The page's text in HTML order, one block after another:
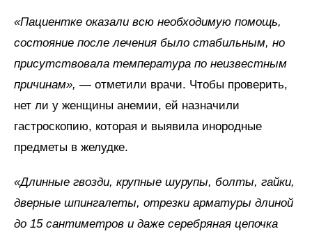
«Пациентке оказали всю необходимую помощь,
состояние после лечения было стабильным, но
присутствовала температура по неизвестным
причинам», — отметили врачи. Чтобы проверить,
нет ли у женщины анемии, ей назначили
гастроскопию, которая и выявила инородные
предметы в желудке.
«Длинные гвозди, крупные шурупы, болты, гайки,
дверные шпингалеты, отрезки арматуры длиной
до 15 сантиметров и даже серебряная цепочка